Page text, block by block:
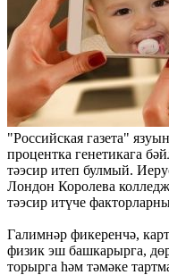
"Российская газета"
процентка генетикага
тәэсир итеп булмый.
Лондон Королева
тәэсир итүче
Галимнәр фикеренчә,
физик эш башкарырга,
торырга һәм тәмәке